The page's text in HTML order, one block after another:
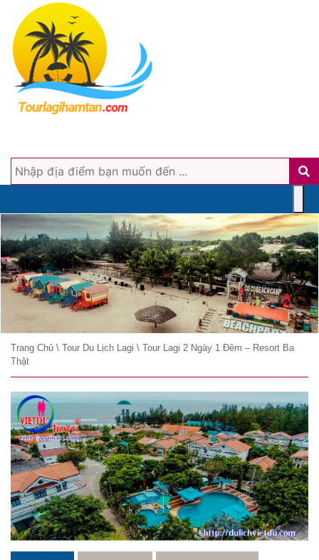
Trang Chủ \ Tour Du Lịch Lagi \ Tour Lagi 2 Ngày 1 Đêm – Resort Ba
Thật